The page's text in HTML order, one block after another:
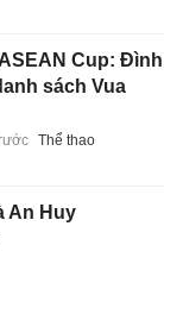
Cup: Đình
sách Vua
Thể thao
An Huy